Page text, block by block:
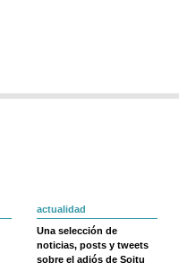
actualidad
Una selección de
noticias, posts y tweets
sobre el adiós de Soitu